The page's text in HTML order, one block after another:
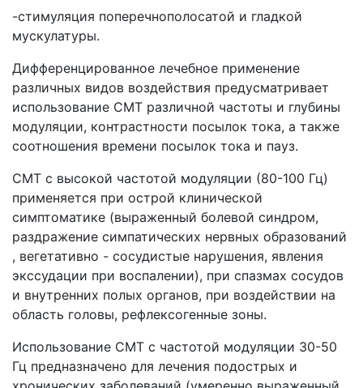
-стимуляция поперечнополосатой и гладкой
мускулатуры.
Дифференцированное лечебное применение
различных видов воздействия предусматривает
использование СМТ различной частоты и глубины
модуляции, контрастности посылок тока, а также
соотношения времени посылок тока и пауз.
СМТ с высокой частотой модуляции (80-100 Гц)
применяется при острой клинической
симптоматике (выраженный болевой синдром,
раздражение симпатических нервных образований
, вегетативно - сосудистые нарушения, явления
экссудации при воспалении), при спазмах сосудов
и внутренних полых органов, при воздействии на
область головы, рефлексогенные зоны.
Использование СМТ с частотой модуляции 30-50
Гц предназначено для лечения подострых и